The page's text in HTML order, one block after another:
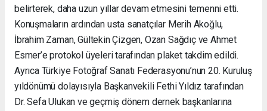
belirterek, daha uzun yıllar devam etmesini temenni etti.
Konuşmaların ardından usta sanatçılar Merih Akoğlu,
İbrahim Zaman, Gültekin Çizgen, Ozan Sağdıç ve Ahmet
Esmer’e protokol üyeleri tarafından plaket takdim edildi.
Ayrıca Türkiye Fotoğraf Sanatı Federasyonu’nun 20. Kuruluş
yıldönümü dolayısıyla Başkanvekili Fethi Yıldız tarafından
Dr. Sefa Ulukan ve geçmiş dönem dernek başkanlarına